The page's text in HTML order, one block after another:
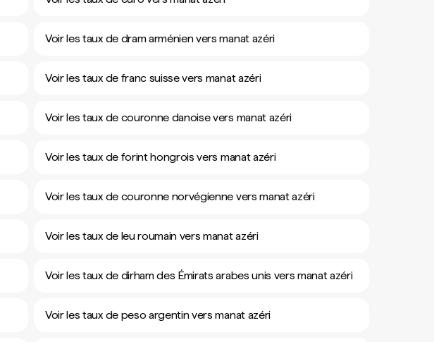
Voir les taux de dram arménien vers manat azéri
Voir les taux de franc suisse vers manat azéri
Voir les taux de couronne danoise vers manat azéri
Voir les taux de forint hongrois vers manat azéri
Voir les taux de couronne norvégienne vers manat azéri
Voir les taux de leu roumain vers manat azéri
Voir les taux de dirham des Émirats arabes unis vers manat azéri
Voir les taux de peso argentin vers manat azéri